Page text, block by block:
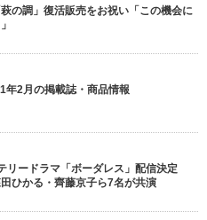
の調」復活販売をお祝い「この機会に
年2月の掲載誌・商品情報
リードラマ「ボーダレス」配信決定
ひかる・齊藤京子ら7名が共演